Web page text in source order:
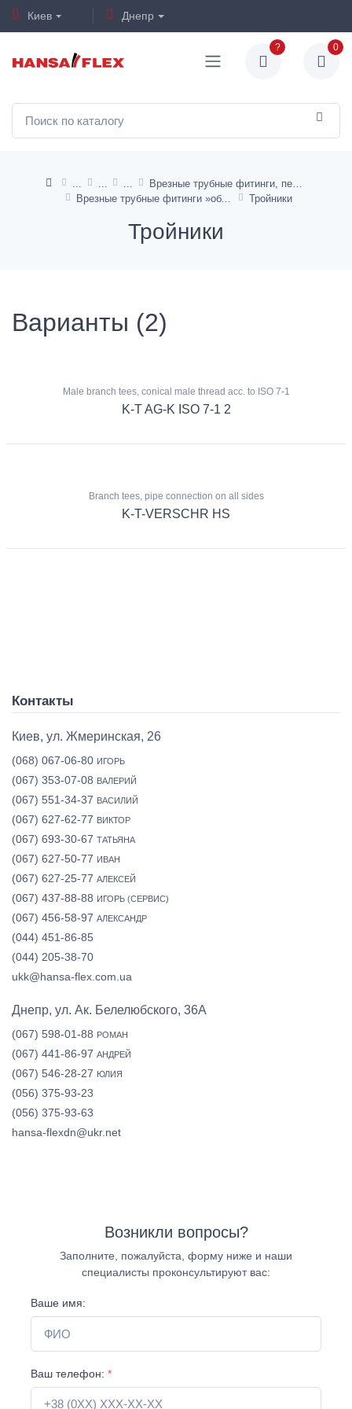
Киев Днепр
? 0
Врезные трубные фитинги, переходники для предварительной сборки, смазочные материалы
Врезные трубные фитинги »облегченная серия (DIN 2353)«
Тройники
Тройники
Варианты (2)
Male branch tees, conical male thread acc. to ISO 7-1
K-T AG-K ISO 7-1 2
Branch tees, pipe connection on all sides
K-T-VERSCHR HS
Контакты
Киев, ул. Жмеринская, 26
(068) 067-06-80 ИГОРЬ
(067) 353-07-08 ВАЛЕРИЙ
(067) 551-34-37 ВАСИЛИЙ
(067) 627-62-77 ВИКТОР
(067) 693-30-67 ТАТЬЯНА
(067) 627-50-77 ИВАН
(067) 627-25-77 АЛЕКСЕЙ
(067) 437-88-88 ИГОРЬ (СЕРВИС)
(067) 456-58-97 АЛЕКСАНДР
(044) 451-86-85
(044) 205-38-70
ukk@hansa-flex.com.ua
Днепр, ул. Ак. Белелюбского, 36А
(067) 598-01-88 РОМАН
(067) 441-86-97 АНДРЕЙ
(067) 546-28-27 ЮЛИЯ
(056) 375-93-23
(056) 375-93-63
hansa-flexdn@ukr.net
Возникли вопросы?
Заполните, пожалуйста, форму ниже и наши
специалисты проконсультируют вас:
Ваше имя:
Ваш телефон: *